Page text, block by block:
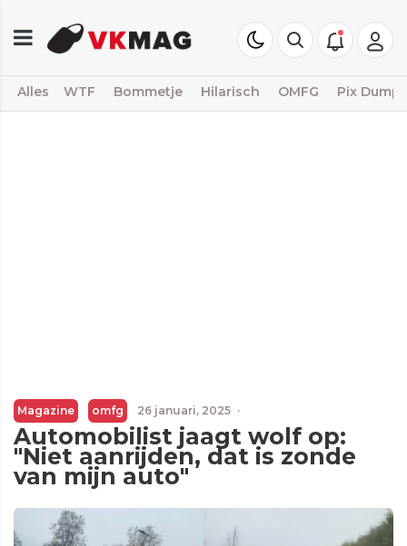
Alles WTF Bommetje Hilarisch OMFG Pix Dump
Magazine omfg 26 januari, 2025 ·
Automobilist jaagt wolf op:
"Niet aanrijden, dat is zonde
van mijn auto"